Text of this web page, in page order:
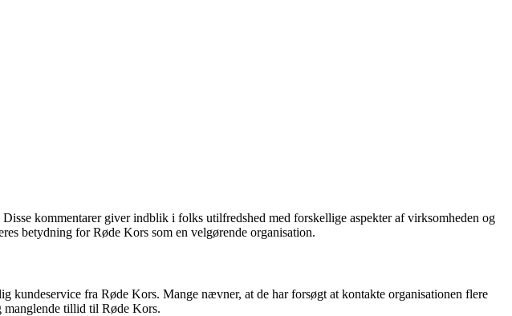
kommentarer giver indblik i folks utilfredshed med forskellige aspekter af virksomheden og
betydning for Røde Kors som en velgørende organisation.
kundeservice fra Røde Kors. Mange nævner, at de har forsøgt at kontakte organisationen flere
manglende tillid til Røde Kors.